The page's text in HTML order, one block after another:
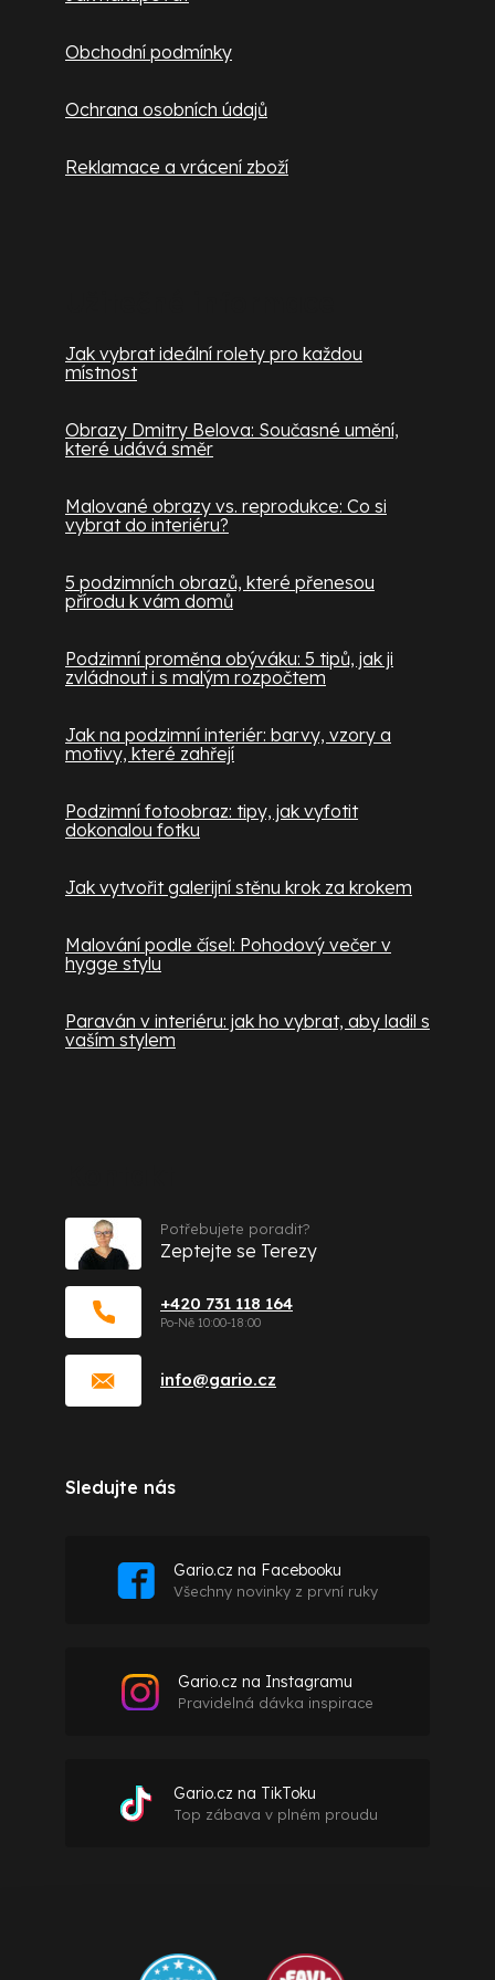
Obchodní podmínky
Ochrana osobních údajů
Reklamace a vrácení zboží
Jak vybrat ideální rolety pro každou
místnost
Obrazy Dmitry Belova: Současné umění,
které udává směr
Malované obrazy vs. reprodukce: Co si
vybrat do interiéru?
5 podzimních obrazů, které přenesou
přírodu k vám domů
Podzimní proměna obýváku: 5 tipů, jak ji
zvládnout i s malým rozpočtem
Jak na podzimní interiér: barvy, vzory a
motivy, které zahřejí
Podzimní fotoobraz: tipy, jak vyfotit
dokonalou fotku
Jak vytvořit galerijní stěnu krok za krokem
Malování podle čísel: Pohodový večer v
hygge stylu
Paraván v interiéru: jak ho vybrat, aby ladil s
vaším stylem
info@gario.cz
+420 731 118 164
Potřebujete poradit?
Zeptejte se Terezy
Sledujte nás
Gario.cz na Facebooku
Všechny novinky z první ruky
Gario.cz na Instagramu
Pravidelná dávka inspirace
Gario.cz na TikToku
Top zábava v plném proudu